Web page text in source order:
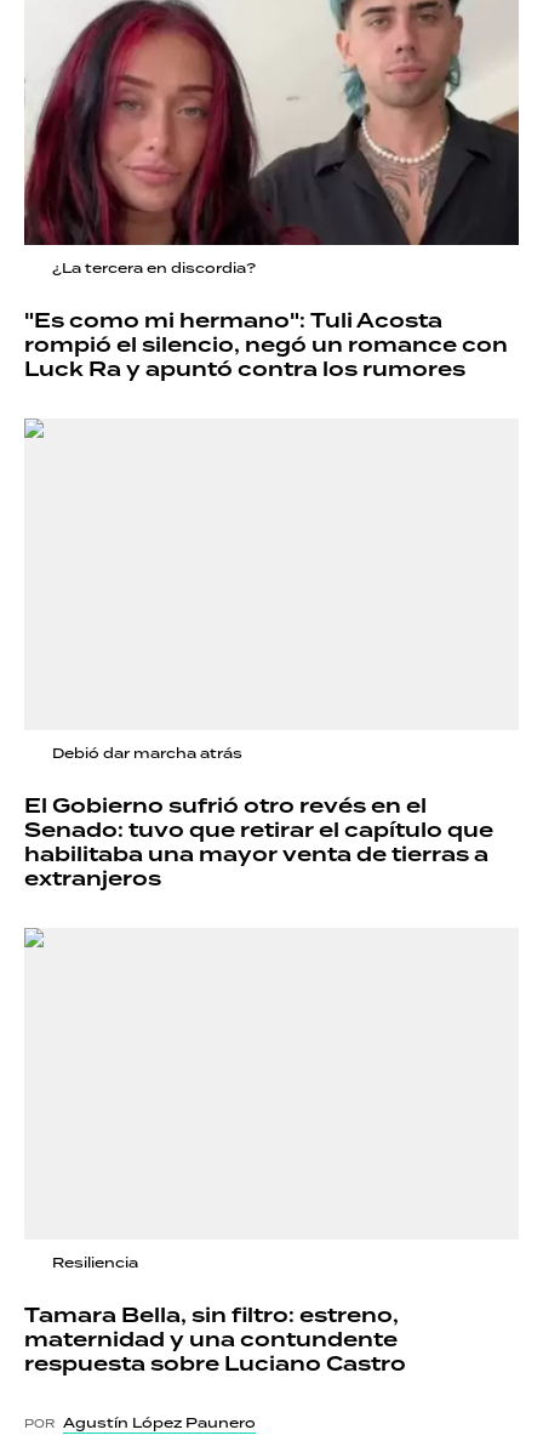
¿La tercera en discordia?
"Es como mi hermano": Tuli Acosta
rompió el silencio, negó un romance con
Luck Ra y apuntó contra los rumores
Debió dar marcha atrás
El Gobierno sufrió otro revés en el
Senado: tuvo que retirar el capítulo que
habilitaba una mayor venta de tierras a
extranjeros
Resiliencia
Tamara Bella, sin filtro: estreno,
maternidad y una contundente
respuesta sobre Luciano Castro
POR Agustín López Paunero